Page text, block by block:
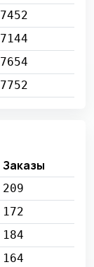
7452
7144
7654
7752
Заказы
209
172
184
164